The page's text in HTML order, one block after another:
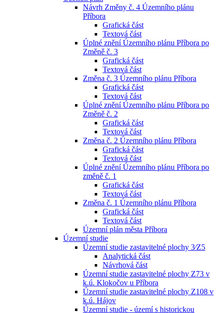
Návrh Změny č. 4 Územního plánu
Příbora
Grafická část
Textová část
Úplné znění Územního plánu Příbora po
Změně č. 3
Grafická část
Textová část
Změna č. 3 Územního plánu Příbora
Grafická část
Textová část
Úplné znění Územního plánu Příbora po
Změně č. 2
Grafická část
Textová část
Změna č. 2 Územního plánu Příbora
Grafická část
Textová část
Úplné znění Územního plánu Příbora po
změně č. 1
Grafická část
Textová část
Změna č. 1 Územního plánu Příbora
Grafická část
Textová část
Územní plán města Příbora
Územní studie
Územní studie zastavitelné plochy 3⁄Z5
Analytická část
Návrhová část
Územní studie zastavitelné plochy Z73 v
k.ú. Klokočov u Příbora
Územní studie zastavitelné plochy Z108 v
k.ú. Hájov
Územní studie - území s historickou